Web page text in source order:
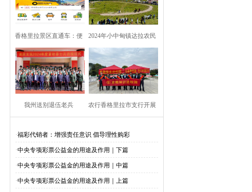
香格里拉景区直通车：便
捷出行，一站直达美景
2024年小中甸镇达拉农民
丰收节在团结村吉达木草
原举行
我州送别退伍老兵​ 农行香格里拉市支行开展
·福彩代销者：增强责任意识 倡导理性购彩
·中央专项彩票公益金的用途及作用｜下篇
·中央专项彩票公益金的用途及作用｜中篇
·中央专项彩票公益金的用途及作用｜上篇